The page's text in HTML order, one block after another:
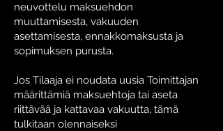
neuvottelu maksuehdon
muuttamisesta, vakuuden
asettamisesta, ennakkomaksusta ja
sopimuksen purusta.
Jos Tilaaja ei noudata uusia Toimittajan
määrittämiä maksuehtoja tai aseta
riittävää ja kattavaa vakuutta, tämä
tulkitaan olennaiseksi